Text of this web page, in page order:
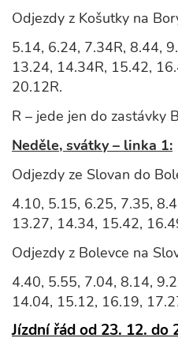
Odjezdy z Košutky na
5.14, 6.24, 7.34R, 8.44,
13.24, 14.34R, 15.42,
20.12R.
R – jede jen do zastávky
Neděle, svátky – linka 1:
Odjezdy ze Slovan do
4.10, 5.15, 6.25, 7.35,
13.27, 14.34, 15.42,
Odjezdy z Bolevce na
4.40, 5.55, 7.04, 8.14,
14.04, 15.12, 16.19,
Jízdní řád od 23. 12. do